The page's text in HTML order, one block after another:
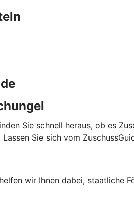
Sie schnell heraus, ob es
Sie sich vom
wir Ihnen dabei, staatliche